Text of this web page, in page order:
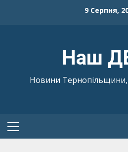
9 Серпня,
Наш
Новини Тернопільщини,
Primary